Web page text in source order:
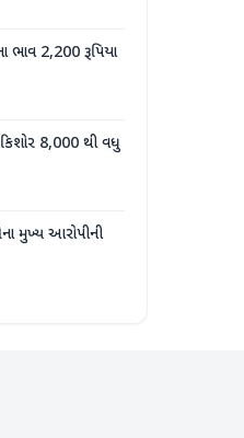
ભાવ 2,200 રૂપિયા
8,000 થી વધુ
મુખ્ય આરોપીની